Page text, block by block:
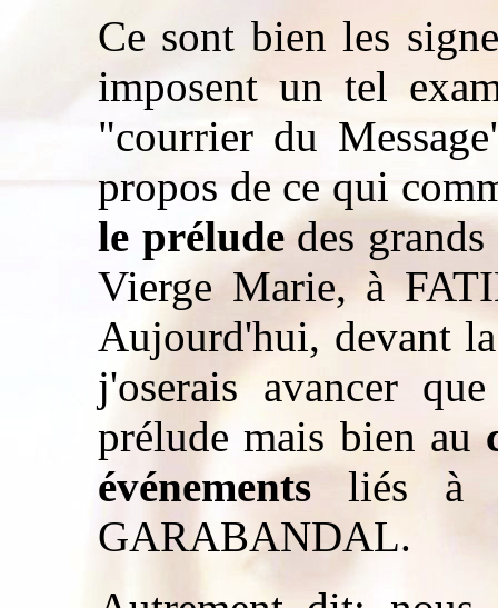
Ce sont bien les
imposent un tel
"courrier du
propos de ce qui
le préludedes
Vierge Marie, à
Aujourd'hui, devant
j'oserais avancer
prélude mais bien au
événements liés à
GARABANDAL.